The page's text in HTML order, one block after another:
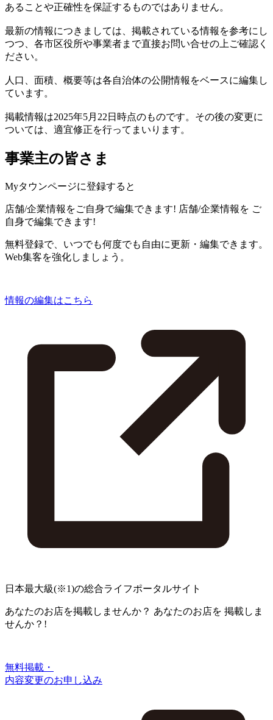
あることや正確性を保証するものではありません。
最新の情報につきましては、掲載されている情報を参考にし
つつ、各市区役所や事業者まで直接お問い合せの上ご確認く
ださい。
人口、面積、概要等は各自治体の公開情報をベースに編集し
ています。
掲載情報は2025年5月22日時点のものです。その後の変更に
ついては、適宜修正を行ってまいります。
事業主の皆さま
Myタウンページに登録すると
店舗/企業情報をご自身で編集できます! 店舗/企業情報を ご
自身で編集できます!
無料登録で、いつでも何度でも自由に更新・編集できます。
Web集客を強化しましょう。
情報の編集はこちら
日本最大級(※1)の総合ライフポータルサイト
あなたのお店を掲載しませんか？ あなたのお店を 掲載しま
せんか？!
無料掲載・
内容変更のお申し込み